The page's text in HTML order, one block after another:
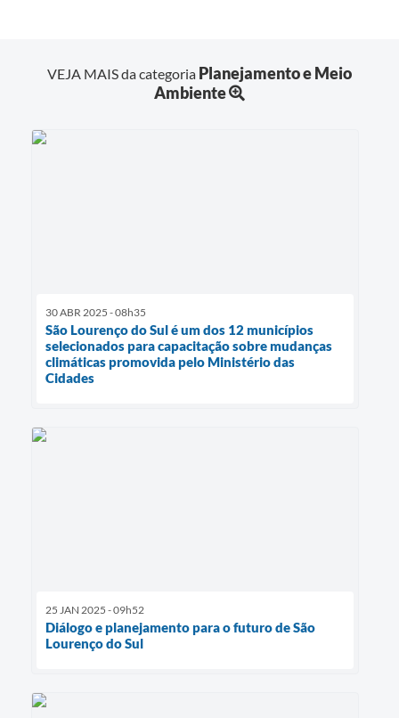
VEJA MAIS da categoria Planejamento e Meio
Ambiente
30 ABR 2025 - 08h35
São Lourenço do Sul é um dos 12 municípios
selecionados para capacitação sobre mudanças
climáticas promovida pelo Ministério das
Cidades
25 JAN 2025 - 09h52
Diálogo e planejamento para o futuro de São
Lourenço do Sul